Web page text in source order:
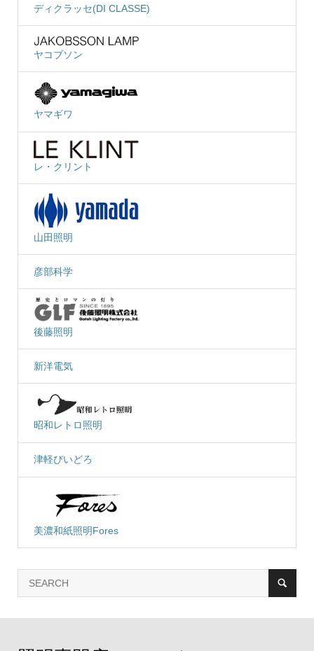
ディクラッセ(DI CLASSE)
ヤコブソン
ヤマギワ
レ・クリント
山田照明
彦部科学
後藤照明
新洋電気
昭和レトロ照明
津軽びいどろ
美濃和紙照明Fores